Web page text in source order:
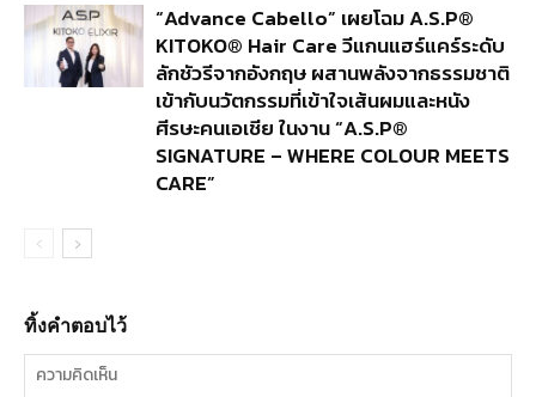
“Advance Cabello” เผยโฉม A.S.P®
KITOKO® Hair Care วีแกนแฮร์แคร์ระดับ
ลักชัวรีจากอังกฤษ ผสานพลังจากธรรมชาติ
เข้ากับนวัตกรรมที่เข้าใจเส้นผมและหนัง
ศีรษะคนเอเชีย ในงาน “A.S.P®
SIGNATURE – WHERE COLOUR MEETS
CARE”
ทิ้งคำตอบไว้